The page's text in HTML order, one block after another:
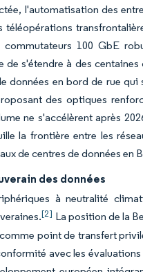
l'automatisation des
100 GbE
s'étendre à des
données en bord de rue
des optiques
ne s'accélèrent après
la frontière entre les
de centres de données en
des données
à neutralité
[2] La position de la
point de transfert
avec les